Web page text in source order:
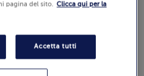
/ 5 Guarda
pagina del sito. Clicca qui per la
Accetta tutti